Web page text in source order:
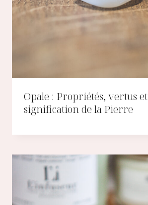
Opale : Propriétés, vertus et
signification de la Pierre